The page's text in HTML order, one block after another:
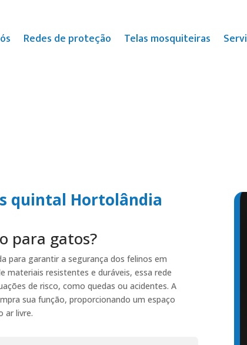
Redes de proteção Telas mosquiteiras
quintal Hortolândia
para gatos?
para garantir a segurança dos felinos em
materiais resistentes e duráveis, essa rede
de risco, como quedas ou acidentes. A
sua função, proporcionando um espaço
ar livre.